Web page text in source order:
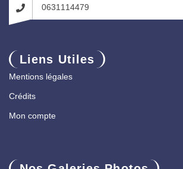
0631114479
Liens Utiles
Mentions légales
Crédits
Mon compte